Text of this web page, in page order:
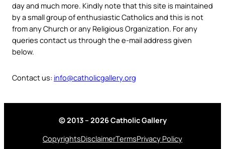
day and much more. Kindly note that this site is maintained
by a small group of enthusiastic Catholics and this is not
from any Church or any Religious Organization. For any
queries contact us through the e-mail address given
below.
Contact us: info@catholicgallery.org
© 2013 – 2026 Catholic Gallery
CopyrightsDisclaimerTermsPrivacy Policy